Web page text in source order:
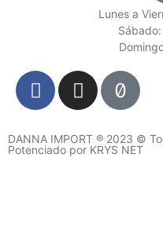
Lunes a
DANNA IMPORT ® 2023 ©
Potenciado por KRYS NET